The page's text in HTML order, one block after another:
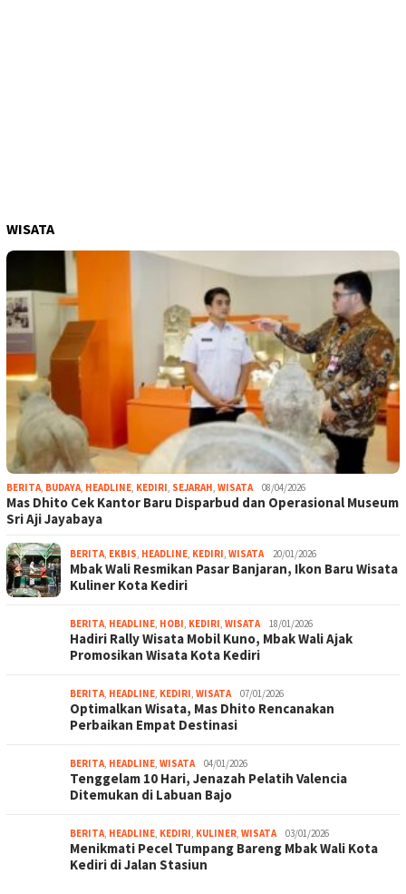
WISATA
BERITA, BUDAYA, HEADLINE, KEDIRI, SEJARAH, WISATA 08/04/2026
Mas Dhito Cek Kantor Baru Disparbud dan Operasional Museum
Sri Aji Jayabaya
BERITA, EKBIS, HEADLINE, KEDIRI, WISATA 20/01/2026
Mbak Wali Resmikan Pasar Banjaran, Ikon Baru Wisata
Kuliner Kota Kediri
BERITA, HEADLINE, HOBI, KEDIRI, WISATA 18/01/2026
Hadiri Rally Wisata Mobil Kuno, Mbak Wali Ajak
Promosikan Wisata Kota Kediri
BERITA, HEADLINE, KEDIRI, WISATA 07/01/2026
Optimalkan Wisata, Mas Dhito Rencanakan
Perbaikan Empat Destinasi
BERITA, HEADLINE, WISATA 04/01/2026
Tenggelam 10 Hari, Jenazah Pelatih Valencia
Ditemukan di Labuan Bajo
BERITA, HEADLINE, KEDIRI, KULINER, WISATA 03/01/2026
Menikmati Pecel Tumpang Bareng Mbak Wali Kota
Kediri di Jalan Stasiun